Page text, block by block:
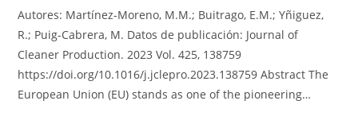
Spain
Autores: Martínez-Moreno, M.M.; Buitrago, E.M.; Yñiguez,
R.; Puig-Cabrera, M. Datos de publicación: Journal of
Cleaner Production. 2023 Vol. 425, 138759
https://doi.org/10.1016/j.jclepro.2023.138759 Abstract The
European Union (EU) stands as one of the pioneering…